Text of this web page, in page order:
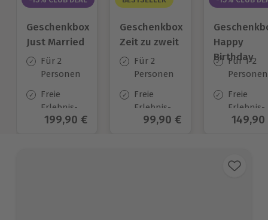
Geschenkbox
Just Married
Für 2
Personen
Freie
Erlebnis-
Auswahl
Aktueller Preis
199,90 €
Geschenkbox
Zeit zu zweit
Für 2
Personen
Freie
Erlebnis-
Auswahl
Aktueller Preis
99,90 €
Happy
Birthday
Für 1-2
Personen
Freie
Erlebnis-
Auswahl
149,90